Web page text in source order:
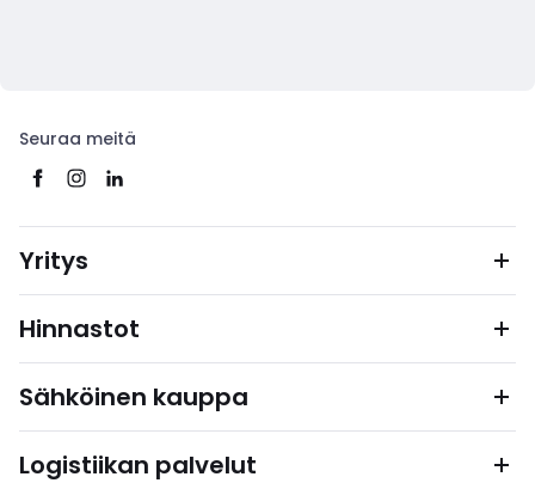
Seuraa meitä
Yritys
Hinnastot
Sähköinen kauppa
Logistiikan palvelut